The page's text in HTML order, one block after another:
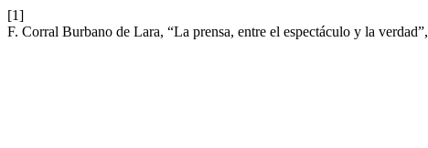
[1]
F. Corral Burbano de Lara, “La prensa, entre el espectáculo y la verdad”,